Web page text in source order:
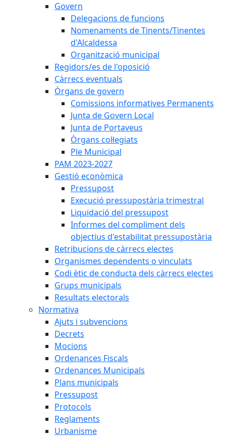
Govern
Delegacions de funcions
Nomenaments de Tinents/Tinentes
d'Alcaldessa
Organització municipal
Regidors/es de l'oposició
Càrrecs eventuals
Òrgans de govern
Comissions informatives Permanents
Junta de Govern Local
Junta de Portaveus
Òrgans col·legiats
Ple Municipal
PAM 2023-2027
Gestió econòmica
Pressupost
Execució pressupostària trimestral
Liquidació del pressupost
Informes del compliment dels
objectius d'estabilitat pressupostària
Retribucions de càrrecs electes
Organismes dependents o vinculats
Codi ètic de conducta dels càrrecs electes
Grups municipals
Resultats electorals
Normativa
Ajuts i subvencions
Decrets
Mocions
Ordenances Fiscals
Ordenances Municipals
Plans municipals
Pressupost
Protocols
Reglaments
Urbanisme